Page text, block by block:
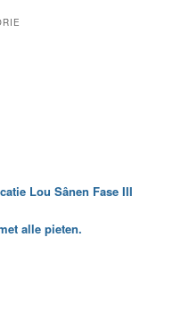
Lou Sânen Fase III
alle pieten.